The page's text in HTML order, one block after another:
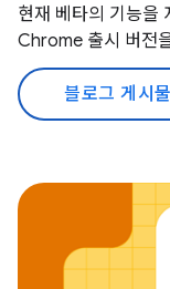
현재 베타의 기능을
Chrome 출시 버전
블로그 게시